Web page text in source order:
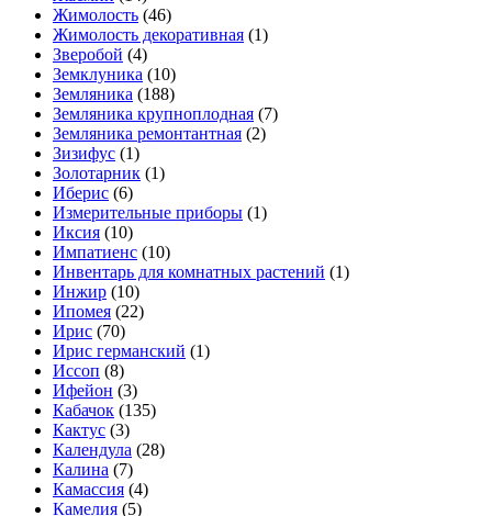
Жимолость (46)
Жимолость декоративная (1)
Зверобой (4)
Земклуника (10)
Земляника (188)
Земляника крупноплодная (7)
Земляника ремонтантная (2)
Зизифус (1)
Золотарник (1)
Иберис (6)
Измерительные приборы (1)
Иксия (10)
Импатиенс (10)
Инвентарь для комнатных растений (1)
Инжир (10)
Ипомея (22)
Ирис (70)
Ирис германский (1)
Иссоп (8)
Ифейон (3)
Кабачок (135)
Кактус (3)
Календула (28)
Калина (7)
Камассия (4)
Камелия (5)